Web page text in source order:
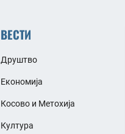
ВЕСТИ
Друштво
Економија
Косово и Метохија
Култура